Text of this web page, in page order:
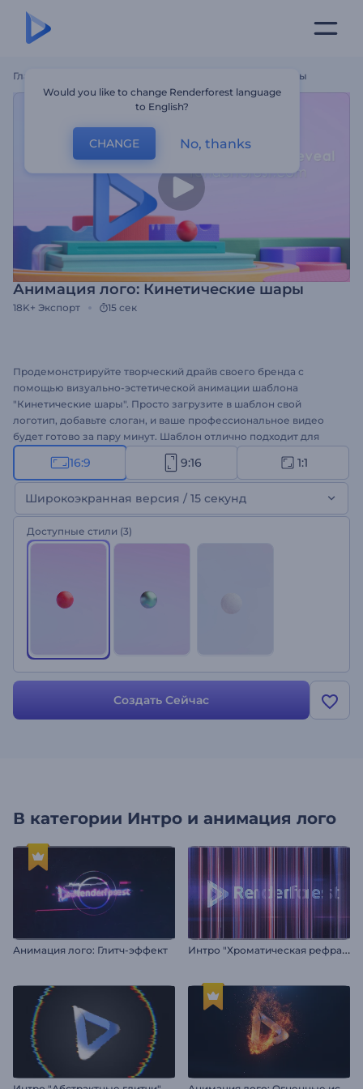
Главная Анимация Лого: Кинетические Шары
Анимация лого: Кинетические шары
18K+ Экспорт 15 сек
Продемонстрируйте творческий драйв своего бренда с
помощью визуально-эстетической анимации шаблона
"Кинетические шары". Просто загрузите в шаблон свой
логотип, добавьте слоган, и ваше профессиональное видео
будет готово за пару минут. Шаблон отлично подходит для
оформления видео для компаний по дизайну и строительству,
интро и конечных заставок для YouTube, проектов для
брендинга, корпоративных заставок и многого другого.
Создайте свое видео с эффектом кинетического движения!
16:9 9:16 1:1
Широкоэкранная версия / 15 секунд
Доступные стили (3)
Создать Сейчас
В категории Интро и анимация лого
Анимация лого: Глитч-эффект И
нтро "Хроматическая рефракция"
Would you like to change Renderforest language
to English?
CHANGE No, thanks